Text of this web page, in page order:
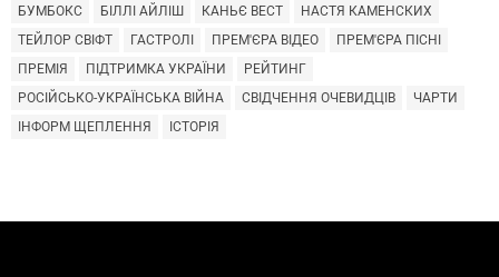
БУМБОКС
БІЛЛІ АЙЛІШ КАНЬЄ ВЕСТ
НАСТЯ КАМЕНСКИХ
ТЕЙЛОР СВІФТ
ГАСТРОЛІ ПРЕМ'ЄРА ВІДЕО
ПРЕМ'ЄРА ПІСНІ
ПРЕМІЯ
ПІДТРИМКА УКРАЇНИ
РЕЙТИНГ
РОСІЙСЬКО-УКРАЇНСЬКА ВІЙНА
СВІДЧЕННЯ ОЧЕВИДЦІВ
ЧАРТИ
ІНФОРМ ЩЕПЛЕННЯ
ІСТОРІЯ